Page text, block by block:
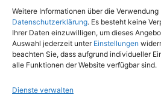
Weitere Informationen über die
Datenschutzerklärung. Es besteht keine
Ihrer Daten einzuwilligen, um dieses
Auswahl jederzeit unter Einstellungen
beachten Sie, dass aufgrund individueller
alle Funktionen der Website verfügbar sind.
Dienste verwalten
Copyright © 2024. Alle
In der Pluns 1,